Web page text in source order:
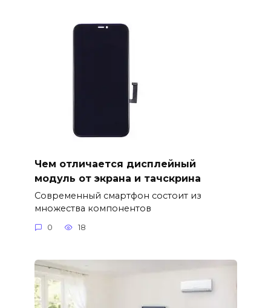
Чем отличается дисплейный
модуль от экрана и тачскрина
Современный смартфон состоит из
множества компонентов
0 18